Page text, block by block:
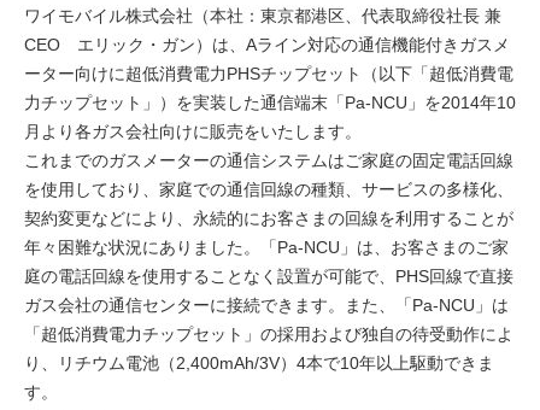
ワイモバイル株式会社（本社：東京都港区、代表取締役社長 兼
CEO エリック・ガン）は、Aライン対応の通信機能付きガスメ
ーター向けに超低消費電力PHSチップセット（以下「超低消費電
力チップセット」）を実装した通信端末「Pa-NCU」を2014年10
月より各ガス会社向けに販売をいたします。
これまでのガスメーターの通信システムはご家庭の固定電話回線
を使用しており、家庭での通信回線の種類、サービスの多様化、
契約変更などにより、永続的にお客さまの回線を利用することが
年々困難な状況にありました。「Pa-NCU」は、お客さまのご家
庭の電話回線を使用することなく設置が可能で、PHS回線で直接
ガス会社の通信センターに接続できます。また、「Pa-NCU」は
「超低消費電力チップセット」の採用および独自の待受動作によ
り、リチウム電池（2,400mAh/3V）4本で10年以上駆動できま
す。